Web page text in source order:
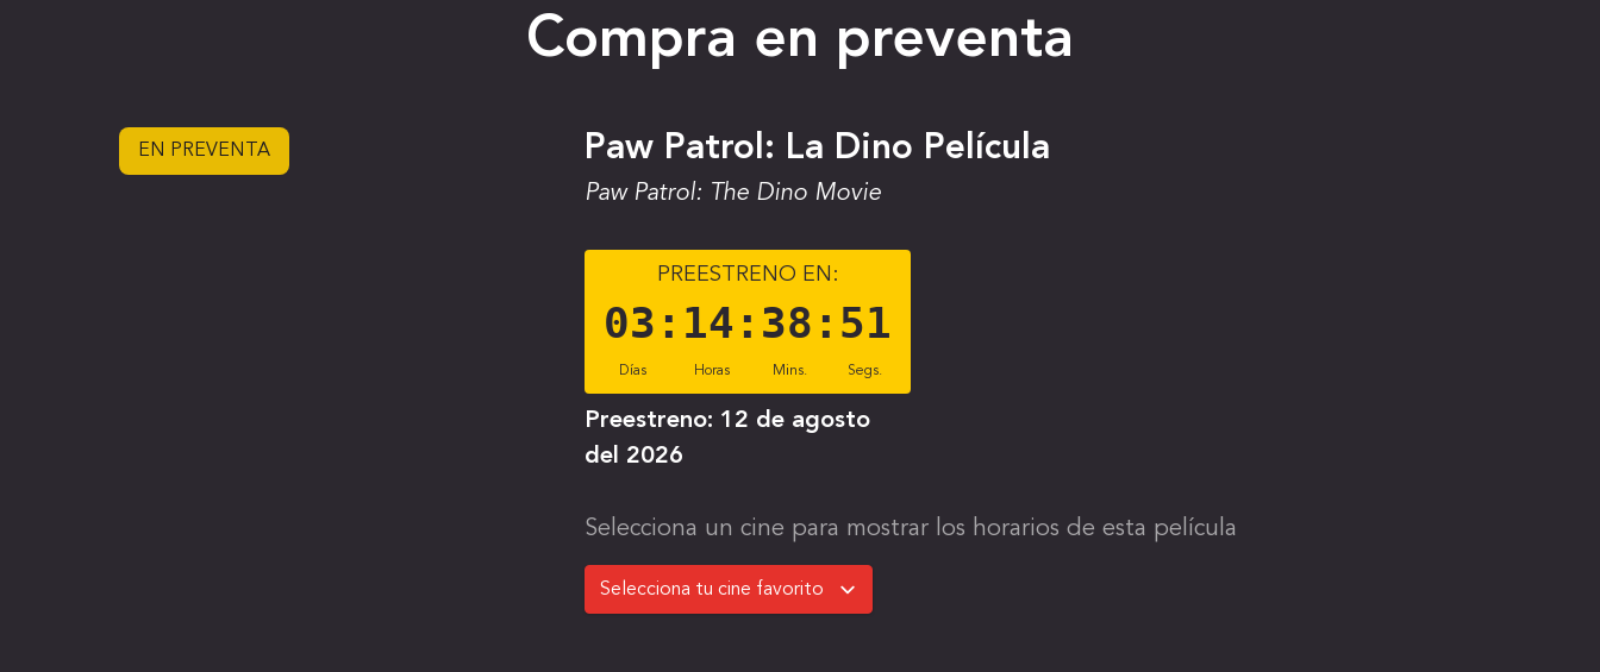
Compra en preventa
EN PREVENTA Paw Patrol: La Dino Película
Paw Patrol: The Dino Movie
PREESTRENO EN:
03 :
Días
14 :
Horas
38 :
Mins.
50
Segs.
Preestreno: 12 de agosto
del 2026
Selecciona un cine para mostrar los horarios de esta película